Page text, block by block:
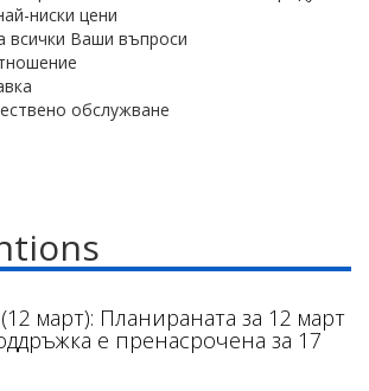
ниски цени
всички Ваши въпроси
обслужване
март): Планираната за 12 март
е пренасрочена за 17